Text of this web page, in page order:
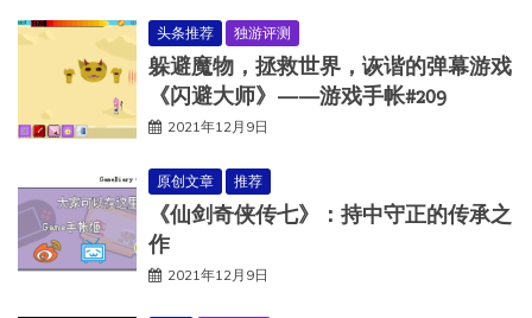
头条推荐 独游评测
躲避魔物，拯救世界，诙谐的弹幕游戏
《闪避大师》——游戏手帐#209
2021年12月9日
原创文章 推荐
《仙剑奇侠传七》：持中守正的传承之
作
2021年12月9日